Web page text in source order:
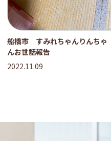
船橋市 すみれちゃんりんちゃ
んお世話報告
2022.11.09